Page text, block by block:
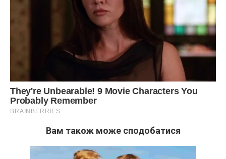
Вам також може сподобатися